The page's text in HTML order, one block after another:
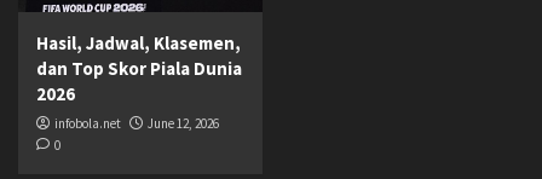
Hasil, Jadwal, Klasemen,
dan Top Skor Piala Dunia
2026
infobola.net
June 12, 2026
0